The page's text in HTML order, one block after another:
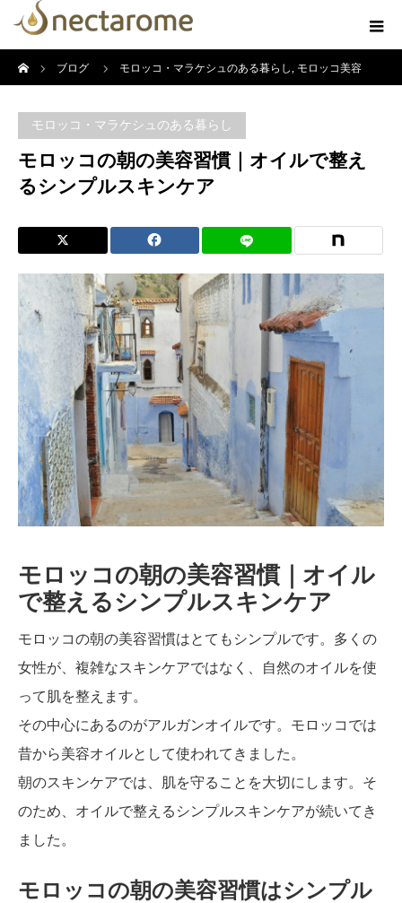
ブログ
モロッコ・マラケシュのある暮らし, モロッコ美容
モロッコ・マラケシュのある暮らし
モロッコの朝の美容習慣｜オイルで整え
るシンプルスキンケア
モロッコの朝の美容習慣｜オイル
で整えるシンプルスキンケア
モロッコの朝の美容習慣はとてもシンプルです。多くの
女性が、複雑なスキンケアではなく、自然のオイルを使
って肌を整えます。
その中心にあるのがアルガンオイルです。モロッコでは
昔から美容オイルとして使われてきました。
朝のスキンケアでは、肌を守ることを大切にします。そ
のため、オイルで整えるシンプルスキンケアが続いてき
ました。
モロッコの朝の美容習慣はシンプル